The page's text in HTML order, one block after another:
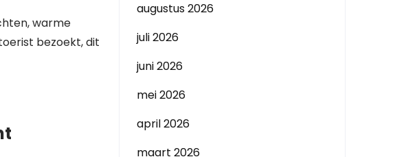
warme
bezoekt, dit
augustus 2026
juli 2026
juni 2026
mei 2026
april 2026
maart 2026